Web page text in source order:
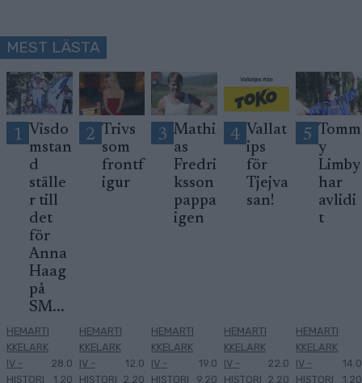
MEST LÄSTA
1 Visdo
mstan
d
ställe
r till
det
för
Anna
Haag
på
SM...
HEMARTI
KKELARK
IV -
HISTORI
28.0
1.20
2 Trivs
som
frontf
igur
HEMARTI
KKELARK
IV -
HISTORI
12.0
2.20
3 Mathi
as
Fredri
ksson
pappa
igen
HEMARTI
KKELARK
IV -
HISTORI
19.0
9.20
4 Vallat
ips
för
Tjejva
san!
HEMARTI
KKELARK
IV -
HISTORI
22.0
2.20
5 Tomm
y
Limby
har
avlidi
t
HEMARTI
KKELARK
IV -
HISTORI
14.0
1.20